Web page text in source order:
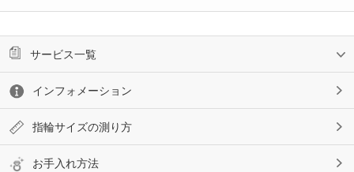
サービス一覧
インフォメーション
指輪サイズの測り方
お手入れ方法